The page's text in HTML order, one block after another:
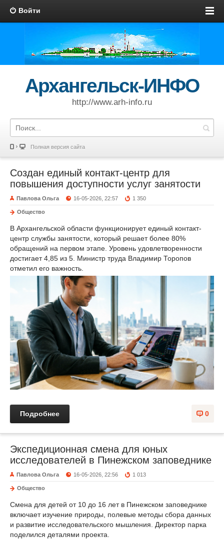
Войти
Архангельск-ИНФО
http://www.arh-info.ru
Полная версия сайта
Создан единый контакт-центр для
повышения доступности услуг занятости
Павлова Ольга 16-05-2026, 22:57 1 350
Общество
В Архангельской области функционирует единый контакт-
центр службы занятости, который решает более 80%
обращений на первом этапе. Уровень удовлетворенности
достигает 4,85 из 5. Министр труда Владимир Торопов
отметил его важность.
0
Подробнее
Экспедиционная смена для юных
исследователей в Пинежском заповеднике
Павлова Ольга 16-05-2026, 22:56 1 013
Общество
Смена для детей от 10 до 16 лет в Пинежском заповеднике
включает изучение природы, полевые методы сбора данных
и развитие исследовательского мышления. Директор парка
поделился деталями проекта.